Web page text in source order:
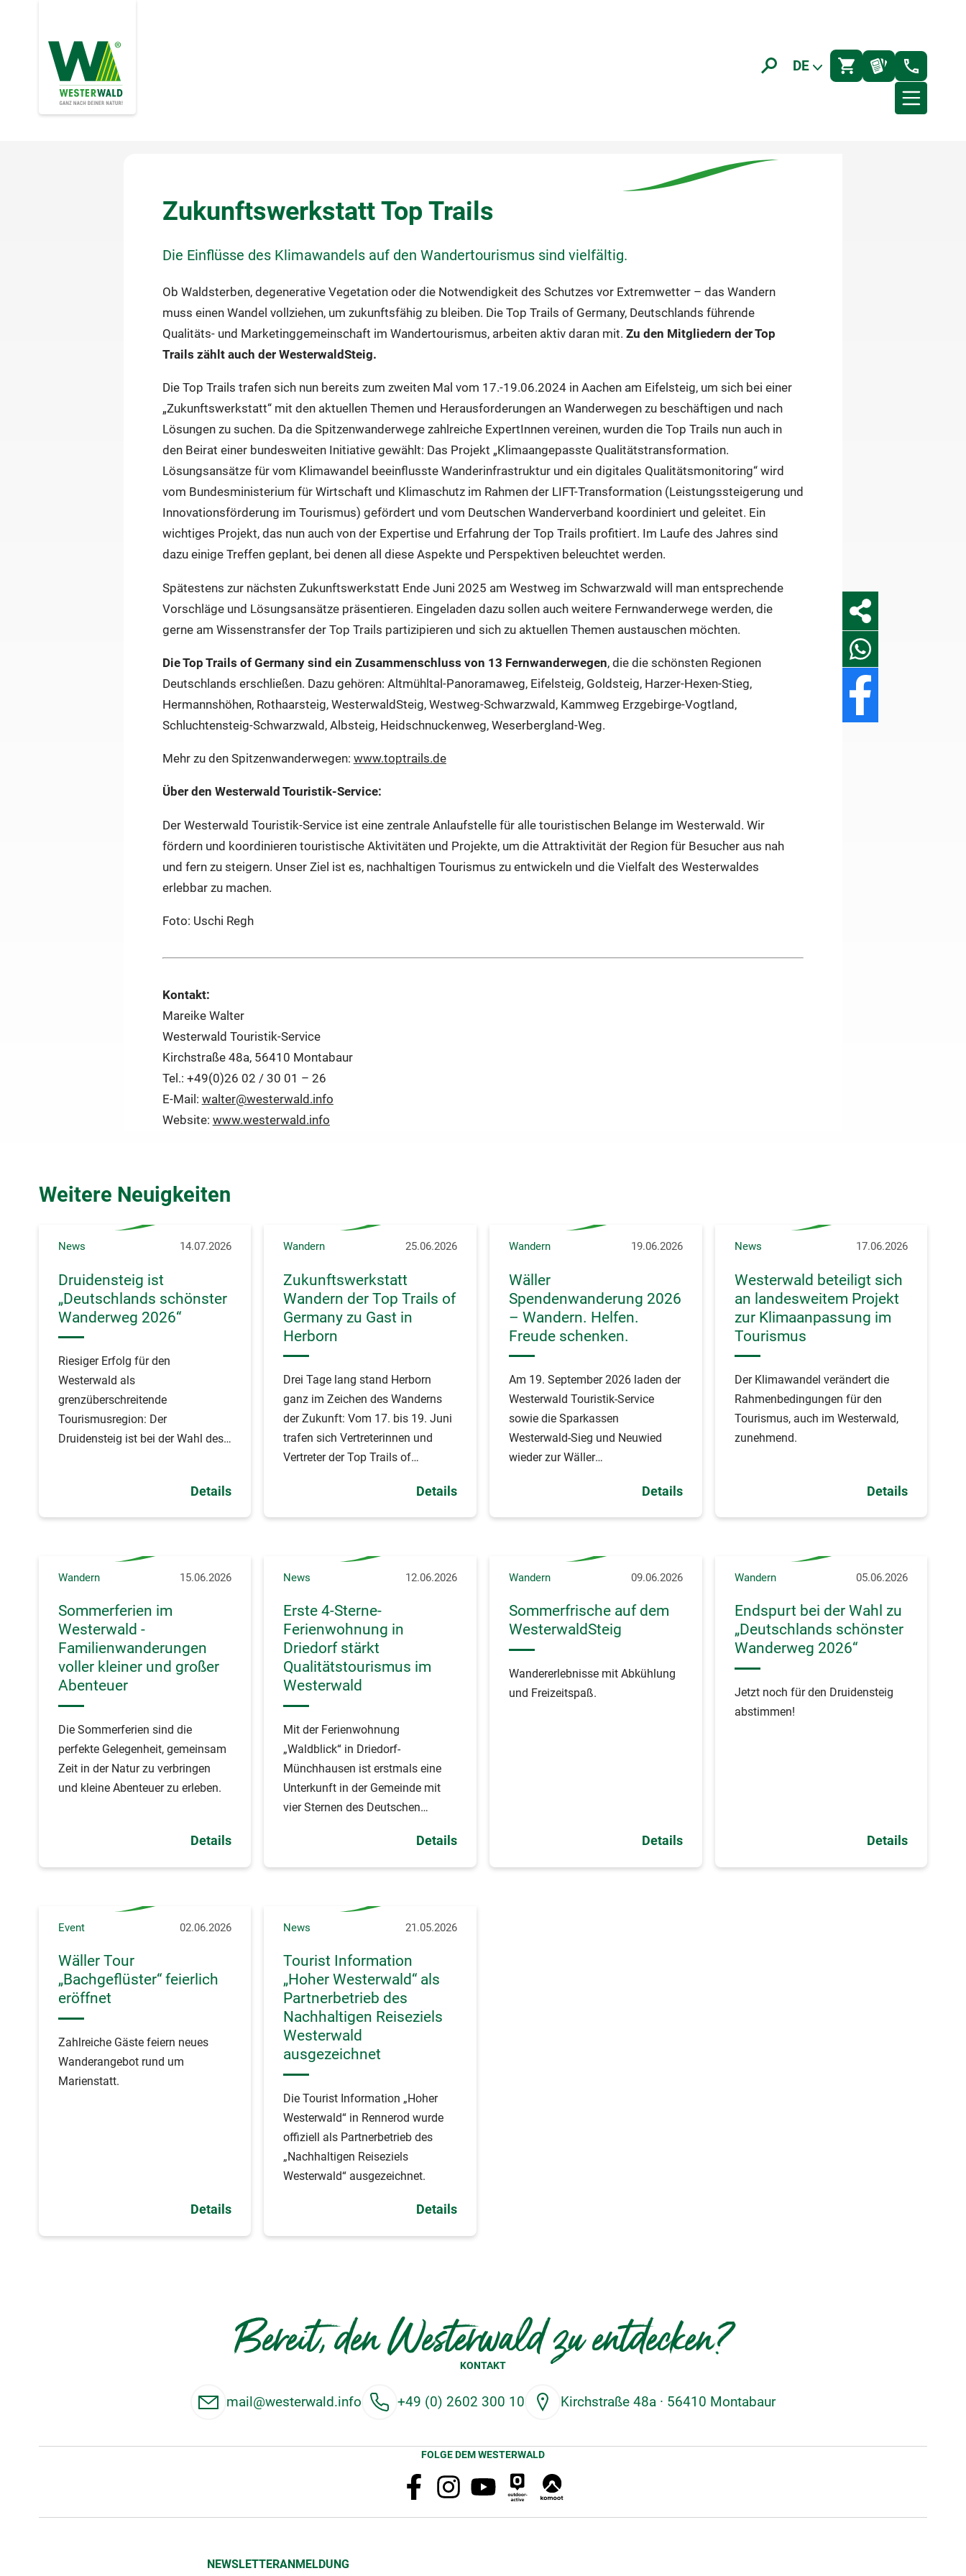
DE
Zukunftswerkstatt Top Trails
Die Einflüsse des Klimawandels auf den Wandertourismus sind vielfältig.
Ob Waldsterben, degenerative Vegetation oder die Notwendigkeit des Schutzes vor Extremwetter – das Wandern
muss einen Wandel vollziehen, um zukunftsfähig zu bleiben. Die Top Trails of Germany, Deutschlands führende
Qualitäts- und Marketinggemeinschaft im Wandertourismus, arbeiten aktiv daran mit. Zu den Mitgliedern der Top
Trails zählt auch der WesterwaldSteig.
Die Top Trails trafen sich nun bereits zum zweiten Mal vom 17.-19.06.2024 in Aachen am Eifelsteig, um sich bei einer
„Zukunftswerkstatt“ mit den aktuellen Themen und Herausforderungen an Wanderwegen zu beschäftigen und nach
Lösungen zu suchen. Da die Spitzenwanderwege zahlreiche ExpertInnen vereinen, wurden die Top Trails nun auch in
den Beirat einer bundesweiten Initiative gewählt: Das Projekt „Klimaangepasste Qualitätstransformation.
Lösungsansätze für vom Klimawandel beeinflusste Wanderinfrastruktur und ein digitales Qualitätsmonitoring“ wird
vom Bundesministerium für Wirtschaft und Klimaschutz im Rahmen der LIFT-Transformation (Leistungssteigerung und
Innovationsförderung im Tourismus) gefördert und vom Deutschen Wanderverband koordiniert und geleitet. Ein
wichtiges Projekt, das nun auch von der Expertise und Erfahrung der Top Trails profitiert. Im Laufe des Jahres sind
dazu einige Treffen geplant, bei denen all diese Aspekte und Perspektiven beleuchtet werden.
Spätestens zur nächsten Zukunftswerkstatt Ende Juni 2025 am Westweg im Schwarzwald will man entsprechende
Vorschläge und Lösungsansätze präsentieren. Eingeladen dazu sollen auch weitere Fernwanderwege werden, die
gerne am Wissenstransfer der Top Trails partizipieren und sich zu aktuellen Themen austauschen möchten.
Die Top Trails of Germany sind ein Zusammenschluss von 13 Fernwanderwegen, die die schönsten Regionen
Deutschlands erschließen. Dazu gehören: Altmühltal-Panoramaweg, Eifelsteig, Goldsteig, Harzer-Hexen-Stieg,
Hermannshöhen, Rothaarsteig, WesterwaldSteig, Westweg-Schwarzwald, Kammweg Erzgebirge-Vogtland,
Schluchtensteig-Schwarzwald, Albsteig, Heidschnuckenweg, Weserbergland-Weg.
Mehr zu den Spitzenwanderwegen: www.toptrails.de
Über den Westerwald Touristik-Service:
Der Westerwald Touristik-Service ist eine zentrale Anlaufstelle für alle touristischen Belange im Westerwald. Wir
fördern und koordinieren touristische Aktivitäten und Projekte, um die Attraktivität der Region für Besucher aus nah
und fern zu steigern. Unser Ziel ist es, nachhaltigen Tourismus zu entwickeln und die Vielfalt des Westerwaldes
erlebbar zu machen.
Foto: Uschi Regh
Kontakt:
Mareike Walter
Westerwald Touristik-Service
Kirchstraße 48a, 56410 Montabaur
Tel.: +49(0)26 02 / 30 01 – 26
E-Mail: walter@westerwald.info
Website: www.westerwald.info
Weitere Neuigkeiten
News 14.07.2026
Druidensteig ist
„Deutschlands schönster
Wanderweg 2026“
Riesiger Erfolg für den
Westerwald als
grenzüberschreitende
Tourismusregion: Der
Druidensteig ist bei der Wahl des
Wanderweg 2026“ auf den 1.
Platz gewählt worden.
Details
Wandern 25.06.2026
Zukunftswerkstatt
Wandern der Top Trails of
Germany zu Gast in
Herborn
Drei Tage lang stand Herborn
ganz im Zeichen des Wanderns
der Zukunft: Vom 17. bis 19. Juni
trafen sich Vertreterinnen und
Vertreter der Top Trails of
Zukunftswerkstatt Wandern.Details
Wandern 19.06.2026
Wäller
Spendenwanderung 2026
– Wandern. Helfen.
Freude schenken.
Am 19. September 2026 laden der
Westerwald Touristik-Service
sowie die Sparkassen
Westerwald-Sieg und Neuwied
wieder zur Wäller
Details
News 17.06.2026
Westerwald beteiligt sich
an landesweitem Projekt
zur Klimaanpassung im
Tourismus
Der Klimawandel verändert die
Rahmenbedingungen für den
Tourismus, auch im Westerwald,
zunehmend.
Details
Wandern 15.06.2026
Sommerferien im
Westerwald -
Familienwanderungen
voller kleiner und großer
Abenteuer
Die Sommerferien sind die
perfekte Gelegenheit, gemeinsam
Zeit in der Natur zu verbringen
und kleine Abenteuer zu erleben.
Details
News 12.06.2026
Erste 4-Sterne-
Ferienwohnung in
Driedorf stärkt
Qualitätstourismus im
Westerwald
Mit der Ferienwohnung
„Waldblick“ in Driedorf-
Münchhausen ist erstmals eine
Unterkunft in der Gemeinde mit
vier Sternen des Deutschen
Details
Wandern 09.06.2026
Sommerfrische auf dem
WesterwaldSteig
Wandererlebnisse mit Abkühlung
und Freizeitspaß.
Details
Wandern 05.06.2026
Endspurt bei der Wahl zu
„Deutschlands schönster
Wanderweg 2026“
Jetzt noch für den Druidensteig
abstimmen!
Details
Event 02.06.2026
Wäller Tour
„Bachgeflüster“ feierlich
eröffnet
Zahlreiche Gäste feiern neues
Wanderangebot rund um
Marienstatt.
Details
News 21.05.2026
Tourist Information
„Hoher Westerwald“ als
Partnerbetrieb des
Nachhaltigen Reiseziels
Westerwald
ausgezeichnet
Die Tourist Information „Hoher
Westerwald“ in Rennerod wurde
offiziell als Partnerbetrieb des
„Nachhaltigen Reiseziels
Westerwald“ ausgezeichnet.
Details
Bereit, den Westerwald zu entdecken?
KONTAKT
mail@westerwald.info +49 (0) 2602 300 10 Kirchstraße 48a · 56410 Montabaur
FOLGE DEM WESTERWALD
NEWSLETTERANMELDUNG